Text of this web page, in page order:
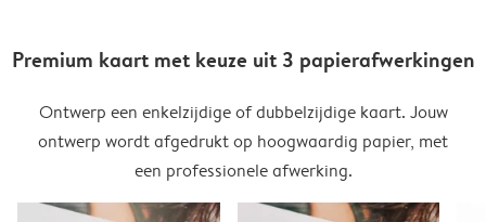
Premium kaart met keuze uit 3 papierafwerkingen
Ontwerp een enkelzijdige of dubbelzijdige kaart. Jouw
ontwerp wordt afgedrukt op hoogwaardig papier, met
een professionele afwerking.